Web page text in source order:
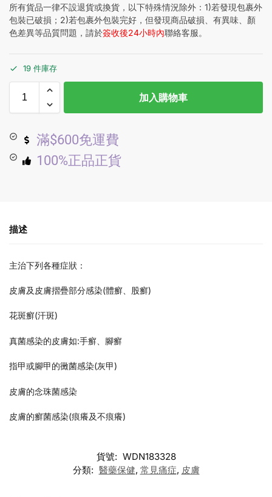
所有貨品一律不設退貨或換貨，以下特殊情況除外：1)若發現包裹外
包裝已破損；2)若包裹外包裝完好，但發現商品破損、有異味、顏
色差異等品質問題，請於簽收後24小時內聯絡客服。
19 件庫存
加入購物車
滿$600免運費
100%正品正貨
描述
主治下列各種症狀：
皮膚及皮膚摺疊部分感染(體癬、股癬)
花斑癬(汗斑)
真菌感染的皮膚如:手癬、腳癬
指甲或腳甲的黴菌感染(灰甲)
皮膚的念珠菌感染
皮膚的癬菌感染(痕癢及不痕癢)
貨號: WDN183328
分類: 醫藥保健, 常見痛症, 皮膚